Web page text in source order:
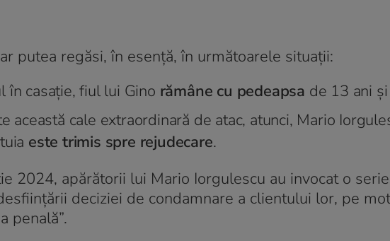
putea regăsi, în esență, în următoarele situații:
în casație, fiul lui Gino rămâne cu pedeapsa de 13 ani
această cale extraordinară de atac, atunci, Mario
este trimis spre rejudecare.
2024, apărătorii lui Mario Iorgulescu au invocat o
deciziei de condamnare a clientului lor, pe
penală”.